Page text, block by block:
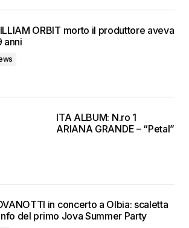
ORBIT morto il produttore aveva
anni
ITA ALBUM: N.ro 1
ARIANA GRANDE – “Petal”
in concerto a Olbia: scaletta
del primo Jova Summer Party